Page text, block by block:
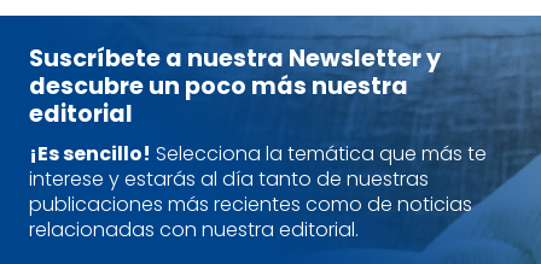
Suscríbete a nuestra Newsletter y
descubre un poco más nuestra
editorial
¡Es sencillo! Selecciona la temática que más te
interese y estarás al día tanto de nuestras
publicaciones más recientes como de noticias
relacionadas con nuestra editorial.